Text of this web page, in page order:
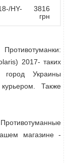
HY-
3816
грн
2017- таких
Украины
Также
магазине -